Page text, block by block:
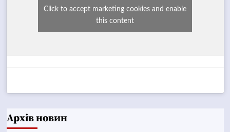
Click to accept marketing cookies and enable
this content
Архів новин